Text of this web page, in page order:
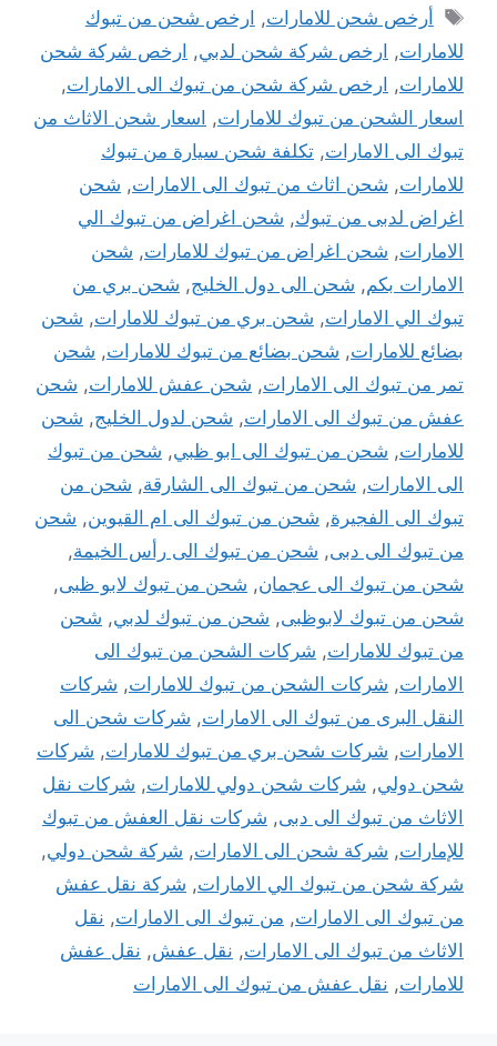
الوسوم
أرخص شحن للامارات, ارخص شحن من تبوك
للامارات, ارخص شركة شحن لدبي, ارخص شركة شحن
للامارات, ارخص شركة شحن من تبوك الى الامارات,
اسعار الشحن من تبوك للامارات, اسعار شحن الاثاث من
تبوك الى الامارات, تكلفة شحن سيارة من تبوك
للامارات, شحن اثاث من تبوك الى الامارات, شحن
اغراض لدبى من تبوك, شحن اغراض من تبوك الي
الامارات, شحن اغراض من تبوك للامارات, شحن
الامارات بكم, شحن الى دول الخليج, شحن بري من
تبوك الي الامارات, شحن بري من تبوك للامارات, شحن
بضائع للامارات, شحن بضائع من تبوك للامارات, شحن
تمر من تبوك الى الامارات, شحن عفش للامارات, شحن
عفش من تبوك الى الامارات, شحن لدول الخليج, شحن
للامارات, شحن من تبوك الى ابو ظبي, شحن من تبوك
الى الامارات, شحن من تبوك الى الشارقة, شحن من
تبوك الى الفجيرة, شحن من تبوك الى ام القيوين, شحن
من تبوك الى دبى, شحن من تبوك الى رأس الخيمة,
شحن من تبوك الى عجمان, شحن من تبوك لابو ظبى,
شحن من تبوك لابوظبى, شحن من تبوك لدبي, شحن
من تبوك للامارات, شركات الشحن من تبوك الى
الامارات, شركات الشحن من تبوك للامارات, شركات
النقل البرى من تبوك الى الامارات, شركات شحن الى
الامارات, شركات شحن بري من تبوك للامارات, شركات
شحن دولي, شركات شحن دولي للامارات, شركات نقل
الاثاث من تبوك الى دبى, شركات نقل العفش من تبوك
للإمارات, شركة شحن الى الامارات, شركة شحن دولي,
شركة شحن من تبوك الي الامارات, شركة نقل عفش
من تبوك الى الامارات, من تبوك الى الامارات, نقل
الاثاث من تبوك الى الامارات, نقل عفش, نقل عفش
للامارات, نقل عفش من تبوك الى الامارات